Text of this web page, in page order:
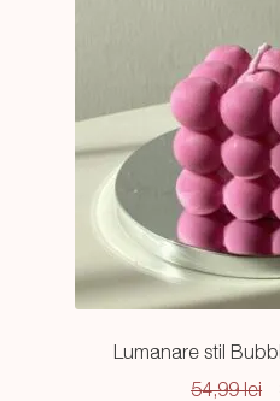
Lumanare stil
54,99lei